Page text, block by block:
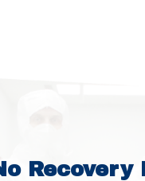
Recovery